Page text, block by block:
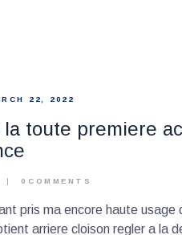
22, 2022
la toute premiere
0 COMMENTS
pris ma encore haute
arriere cloison regler a la